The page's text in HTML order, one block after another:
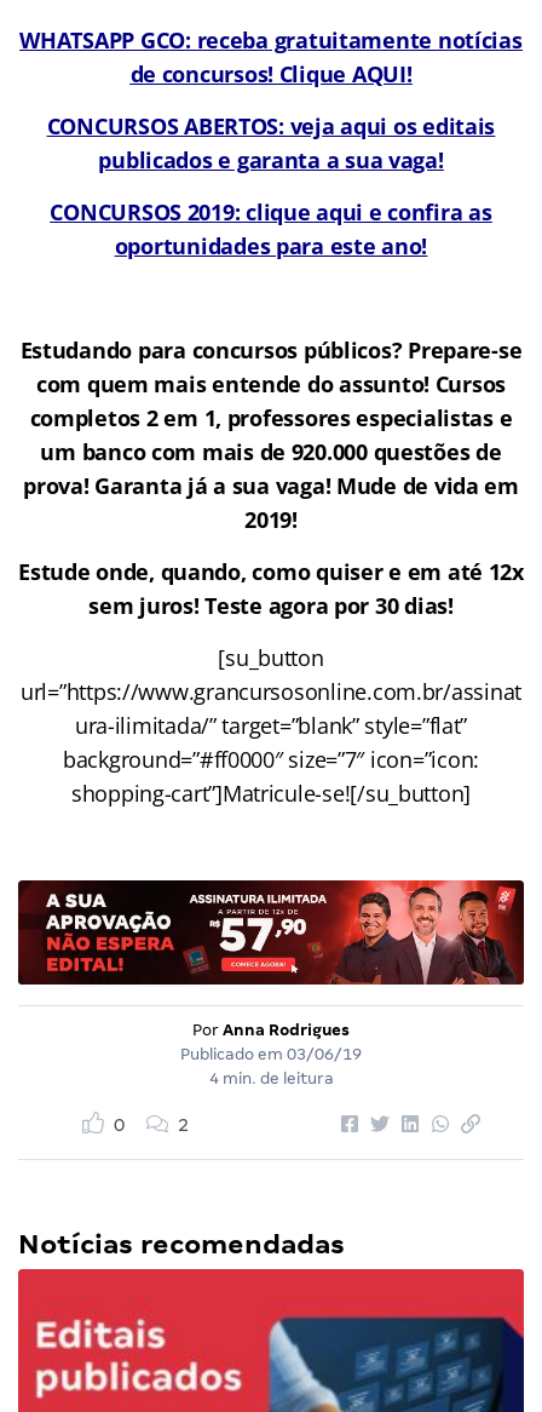
WHATSAPP GCO: receba gratuitamente notícias
de concursos! Clique AQUI!
CONCURSOS ABERTOS: veja aqui os editais
publicados e garanta a sua vaga!
CONCURSOS 2019: clique aqui e confira as
oportunidades para este ano!
Estudando para concursos públicos? Prepare-se
com quem mais entende do assunto! Cursos
completos 2 em 1, professores especialistas e
um banco com mais de 920.000 questões de
prova! Garanta já a sua vaga! Mude de vida em
2019!
Estude onde, quando, como quiser e em até 12x
sem juros! Teste agora por 30 dias!
[su_button
url=”https://www.grancursosonline.com.br/assinat
ura-ilimitada/” target=”blank” style=”flat”
background=”#ff0000″ size=”7″ icon=”icon:
shopping-cart”]Matricule-se![/su_button]
Por Anna Rodrigues
Publicado em 03/06/19
4 min. de leitura
0 2
Notícias recomendadas